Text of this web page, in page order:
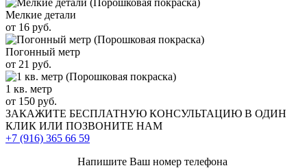
Мелкие детали
от 16 руб.
Погонный метр
от 21 руб.
1 кв. метр
от 150 руб.
ЗАКАЖИТЕ БЕСПЛАТНУЮ КОНСУЛЬТАЦИЮ В ОДИН
КЛИК ИЛИ ПОЗВОНИТЕ НАМ
+7 (916) 365 66 59
Напишите Ваш номер телефона